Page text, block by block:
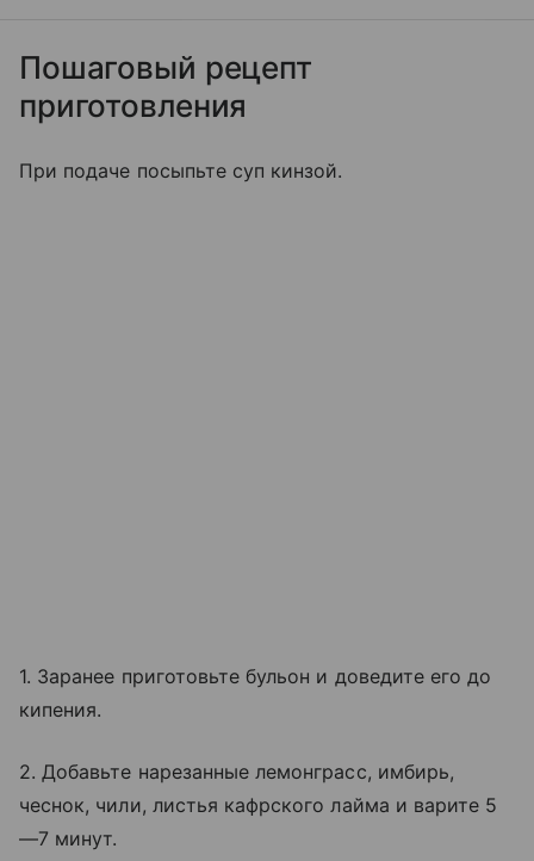
Пошаговый рецепт
приготовления
При подаче посыпьте суп кинзой.
1. Заранее приготовьте бульон и доведите его до
кипения.
2. Добавьте нарезанные лемонграсс, имбирь,
чеснок, чили, листья кафрского лайма и варите 5
—7 минут.